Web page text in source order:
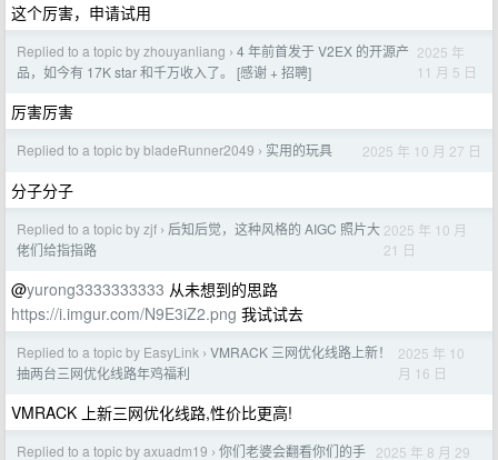
这个厉害，申请试用
Replied to a topic by zhouyanliang › 4 年前首发于 V2EX 的开源产
品，如今有 17K star 和千万收入了。 [感谢 + 招聘]
2025 年
11 月 5 日
厉害厉害
Replied to a topic by bladeRunner2049 › 实用的玩具 2025 年 10 月 27 日
分子分子
Replied to a topic by zjf › 后知后觉，这种风格的 AIGC 照片大
佬们给指指路
2025 年 10 月
21 日
@yurong3333333333 从未想到的思路
https://i.imgur.com/N9E3iZ2.png 我试试去
Replied to a topic by EasyLink › VMRACK 三网优化线路上新！
抽两台三网优化线路年鸡福利
2025 年 10
月 16 日
VMRACK 上新三网优化线路,性价比更高!
Replied to a topic by axuadm19 › 你们老婆会翻看你们的手 2025 年 8 月 29